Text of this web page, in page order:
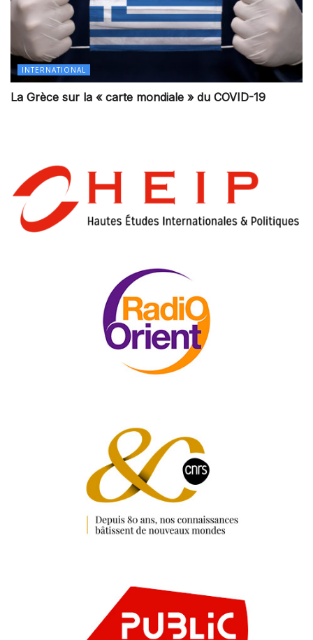
INTERNATIONAL
La Grèce sur la « carte mondiale » du COVID-19